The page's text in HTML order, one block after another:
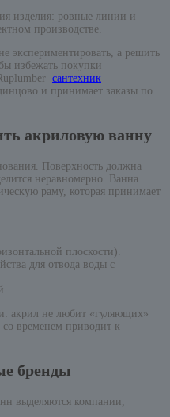
изделия: ровные линии и
производстве.
экспериментировать, а решить
избежать покупки
сантехник
и принимает заказы по
акриловую ванну
Поверхность должна
неравномерно. Ванна
раму, которая принимает
плоскости).
для отвода воды с
акрил не любит «гуляющих»
временем приводит к
бренды
выделяются компании,